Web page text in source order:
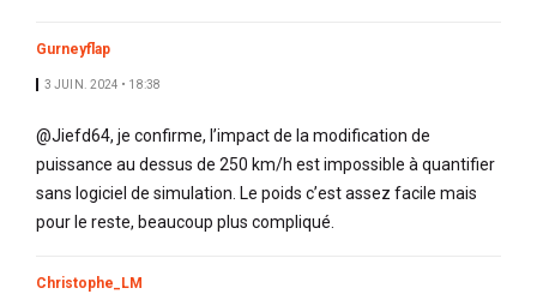
Gurneyflap
3 JUIN. 2024 • 18:38
@Jiefd64, je confirme, l’impact de la modification de
puissance au dessus de 250 km/h est impossible à quantifier
sans logiciel de simulation. Le poids c’est assez facile mais
pour le reste, beaucoup plus compliqué.
Christophe_LM